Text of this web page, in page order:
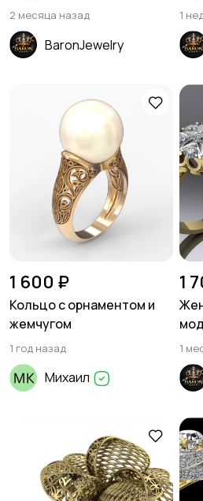
2 месяца назад
BaronJewelry
1
1 600 ₽
Кольцо с орнаментом и
жемчугом
1 год назад
Михаил
1
1